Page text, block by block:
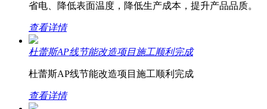
省电、降低表面温度，降低生产成本，提升产品品质。
查看详情
杜蕾斯AP线节能改造项目施工顺利完成
杜蕾斯AP线节能改造项目施工顺利完成
查看详情